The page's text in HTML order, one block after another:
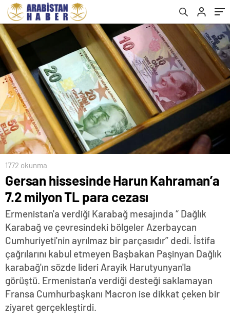
1772 okunma
Gersan hissesinde Harun Kahraman’a
7.2 milyon TL para cezası
Ermenistan'a verdiği Karabağ mesajında “ Dağlık
Karabağ ve çevresindeki bölgeler Azerbaycan
Cumhuriyeti'nin ayrılmaz bir parçasıdır” dedi. İstifa
çağrılarını kabul etmeyen Başbakan Paşinyan Dağlık
karabağ'ın sözde lideri Arayik Harutyunyan'la
görüştü. Ermenistan'a verdiği desteği saklamayan
Fransa Cumhurbaşkanı Macron ise dikkat çeken bir
ziyaret gerçekleştirdi.